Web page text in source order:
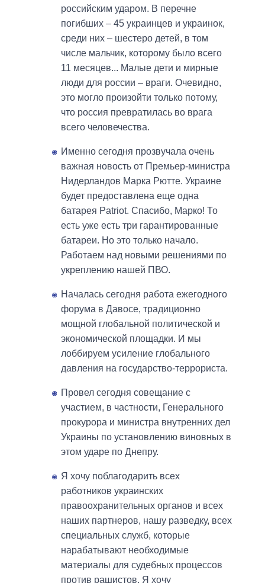
российским ударом. В перечне
погибших – 45 украинцев и украинок,
среди них – шестеро детей, в том
числе мальчик, которому было всего
11 месяцев... Малые дети и мирные
люди для россии – враги. Очевидно,
это могло произойти только потому,
что россия превратилась во врага
всего человечества.
Именно сегодня прозвучала очень
важная новость от Премьер-министра
Нидерландов Марка Рютте. Украине
будет предоставлена еще одна
батарея Patriot. Спасибо, Марко! То
есть уже есть три гарантированные
батареи. Но это только начало.
Работаем над новыми решениями по
укреплению нашей ПВО.
Началась сегодня работа ежегодного
форума в Давосе, традиционно
мощной глобальной политической и
экономической площадки. И мы
лоббируем усиление глобального
давления на государство-террориста.
Провел сегодня совещание с
участием, в частности, Генерального
прокурора и министра внутренних дел
Украины по установлению виновных в
этом ударе по Днепру.
Я хочу поблагодарить всех
работников украинских
правоохранительных органов и всех
наших партнеров, нашу разведку, всех
специальных служб, которые
нарабатывают необходимые
материалы для судебных процессов
против рашистов. Я хочу